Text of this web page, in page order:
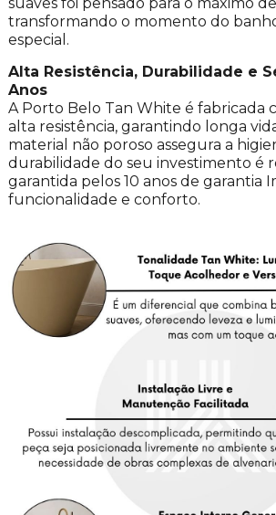
transformando o momento do
especial.
Alta Resistência, Durabilidade e
Anos
A Porto Belo Tan White é fabricada
alta resistência, garantindo longa
material não poroso assegura a
durabilidade do seu investimento é
garantida pelos 10 anos de garantia
funcionalidade e conforto.